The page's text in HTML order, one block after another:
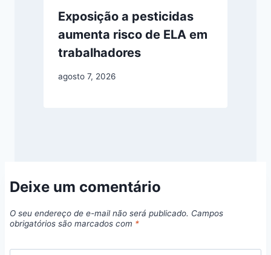
Exposição a pesticidas
aumenta risco de ELA em
trabalhadores
agosto 7, 2026
Deixe um comentário
O seu endereço de e-mail não será publicado. Campos
obrigatórios são marcados com *